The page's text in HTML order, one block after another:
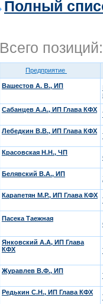
Полный
Всего
Предприятие
Вашестов А. В., ИП
Сабанцев А.А., ИП Глава КФХ
Лебедкин В.В., ИП Глава КФХ
Красовская Н.Н., ЧП
Белявский В.А., ИП
Карапетян М.Р., ИП Глава КФХ
Пасека Таежная
Янковский А.А, ИП Глава
КФХ
Журавлев В.Ф., ИП
Редькин С.Н., ИП Глава КФХ